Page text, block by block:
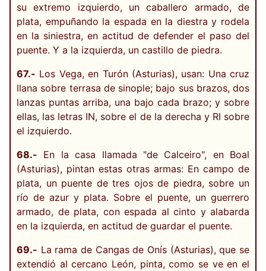
su extremo izquierdo, un caballero armado, de
plata, empuñando la espada en la diestra y rodela
en la siniestra, en actitud de defender el paso del
puente. Y a la izquierda, un castillo de piedra.
67.- Los Vega, en Turón (Asturias), usan: Una cruz
llana sobre terrasa de sinople; bajo sus brazos, dos
lanzas puntas arriba, una bajo cada brazo; y sobre
ellas, las letras IN, sobre el de la derecha y RI sobre
el izquierdo.
68.- En la casa llamada "de Calceiro", en Boal
(Asturias), pintan estas otras armas: En campo de
plata, un puente de tres ojos de piedra, sobre un
río de azur y plata. Sobre el puente, un guerrero
armado, de plata, con espada al cinto y alabarda
en la izquierda, en actitud de guardar el puente.
69.- La rama de Cangas de Onís (Asturias), que se
extendió al cercano León, pinta, como se ve en el